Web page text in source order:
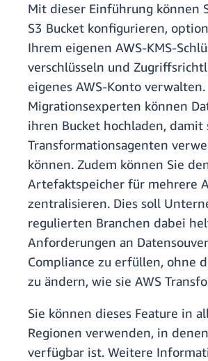
Mit dieser Einführung können
S3 Bucket konfigurieren,
Ihrem eigenen AWS-KMS-
verschlüsseln und
eigenes AWS-Konto verwalten.
Migrationsexperten können
ihren Bucket hochladen, damit
Transformationsagenten
können. Zudem können Sie
Artefaktspeicher für mehrere
zentralisieren. Dies soll
regulierten Branchen dabei
Anforderungen an
Compliance zu erfüllen, ohne
zu ändern, wie sie AWS
Sie können dieses Feature in
Regionen verwenden, in
verfügbar ist. Weitere